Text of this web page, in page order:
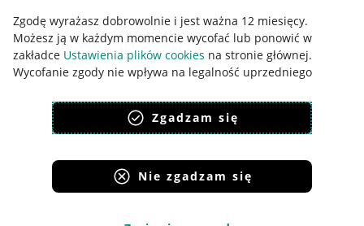
Zgodę wyrażasz dobrowolnie i jest ważna 12 miesięcy.
Możesz ją w każdym momencie wycofać lub ponowić w
zakładce Ustawienia plików cookies na stronie głównej.
Wycofanie zgody nie wpływa na legalność uprzedniego
polityka plików cookies
polityka ochrony prywatności
Zgadzam się
Nie zgadzam się
Korzystanie z serwisu oznacza akceptacjęregulaminu